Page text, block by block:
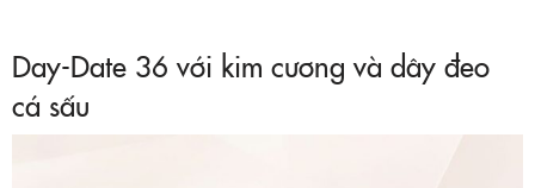
Day-Date 36 với kim cương và dây đeo
cá sấu